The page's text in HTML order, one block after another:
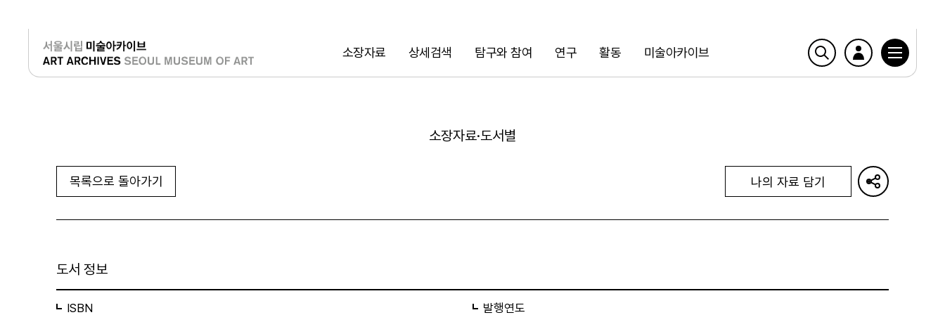
소장자료 상세검색 탐구와 참여 연구 활동 미술아카이브
검색
로그인
소장자료·도서별
목록으로 돌아가기 나의 자료 담기
도서 정보
ISBN 발행연도